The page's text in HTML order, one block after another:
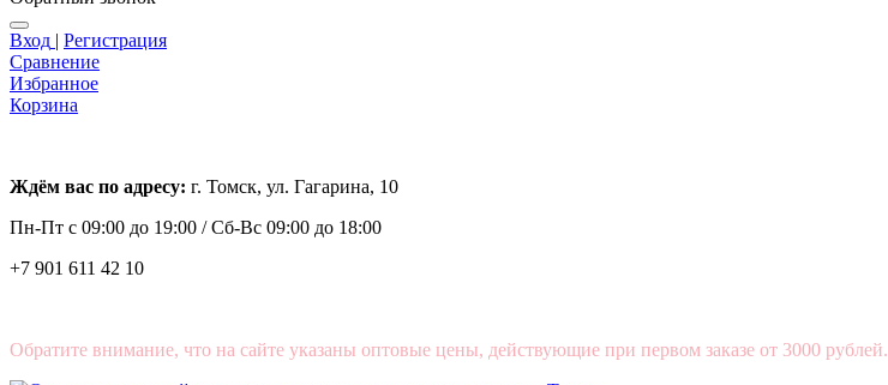
Вход | Регистрация
Сравнение
Избранное
Корзина
Ждём вас по адресу: г. Томск, ул. Гагарина, 10
Пн-Пт с 09:00 до 19:00 /Сб-Вс 09:00 до 18:00
+7 901 611 42 10
Обратите внимание, что на сайте указаны оптовые цены, действующие при первом заказе от 3000 рублей.